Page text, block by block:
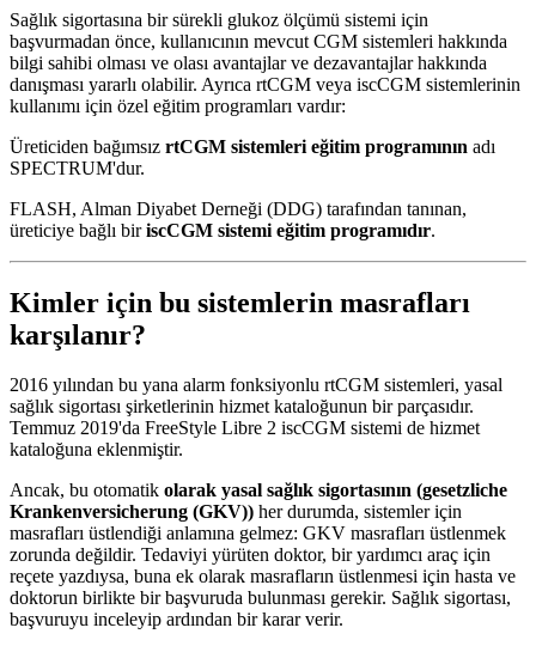
Sağlık sigortasına bir sürekli glukoz ölçümü sistemi için
başvurmadan önce, kullanıcının mevcut CGM sistemleri hakkında
bilgi sahibi olması ve olası avantajlar ve dezavantajlar hakkında
danışması yararlı olabilir. Ayrıca rtCGM veya iscCGM sistemlerinin
kullanımı için özel eğitim programları vardır:
Üreticiden bağımsız rtCGM sistemleri eğitim programının adı
SPECTRUM'dur.
FLASH, Alman Diyabet Derneği (DDG) tarafından tanınan,
üreticiye bağlı biriscCGM sistemi eğitim programıdır.
Kimler için bu sistemlerin masrafları
karşılanır?
2016 yılından bu yana alarm fonksiyonlu rtCGM sistemleri, yasal
sağlık sigortası şirketlerinin hizmet kataloğunun bir parçasıdır.
Temmuz 2019'da FreeStyle Libre 2 iscCGM sistemi de hizmet
kataloğuna eklenmiştir.
Ancak, bu otomatik olarak yasal sağlık sigortasının (gesetzliche
Krankenversicherung (GKV)) her durumda, sistemler için
masrafları üstlendiği anlamına gelmez: GKV masrafları üstlenmek
zorunda değildir. Tedaviyi yürüten doktor, bir yardımcı araç için
reçete yazdıysa, buna ek olarak masrafların üstlenmesi için hasta ve
doktorun birlikte bir başvuruda bulunması gerekir. Sağlık sigortası,
başvuruyu inceleyip ardından bir karar verir.